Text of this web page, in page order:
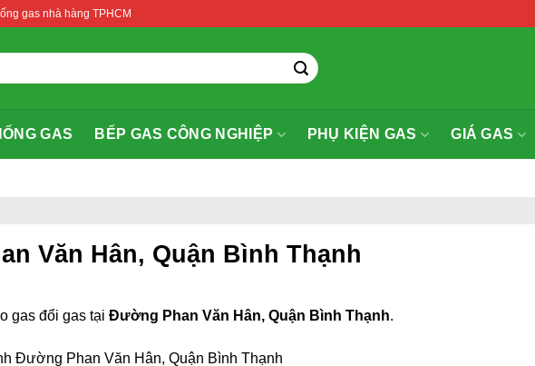
gas nhà hàng TPHCM
GAS BẾP GAS CÔNG NGHIỆP PHỤ KIỆN GAS GIÁ GAS
Văn Hân, Quận Bình Thạnh
gas đổi gas tạiĐường Phan Văn Hân, Quận Bình Thạnh.